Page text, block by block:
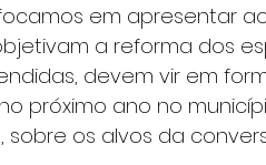
em apresentar
a reforma dos
devem vir em
próximo ano no
sobre os alvos da